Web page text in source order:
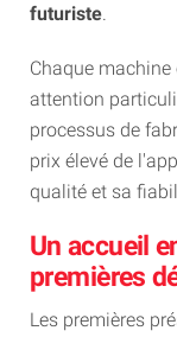
futuriste
Chaque
attention
processus de
prix élevé de
qualité et sa
Un accueil
premières
Les premières